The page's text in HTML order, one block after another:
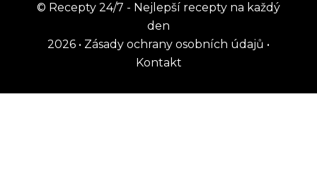
© Recepty 24/7 - Nejlepší recepty na každý
den
2026 • Zásady ochrany osobních údajů •
Kontakt